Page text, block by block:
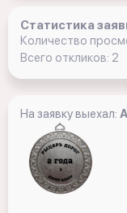
Статистика
Количество
Всего откликов: 2
На заявку выехал: